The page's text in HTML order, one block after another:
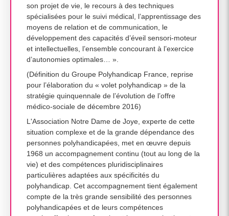
son projet de vie, le recours à des techniques
spécialisées pour le suivi médical, l’apprentissage des
moyens de relation et de communication, le
développement des capacités d’éveil sensori-moteur
et intellectuelles, l’ensemble concourant à l’exercice
d’autonomies optimales… ».
(Définition du Groupe Polyhandicap France, reprise
pour l’élaboration du « volet polyhandicap » de la
stratégie quinquennale de l’évolution de l’offre
médico-sociale de décembre 2016)
L'Association Notre Dame de Joye, experte de cette
situation complexe et de la grande dépendance des
personnes polyhandicapées, met en œuvre depuis
1968 un accompagnement continu (tout au long de la
vie) et des compétences pluridisciplinaires
particulières adaptées aux spécificités du
polyhandicap. Cet accompagnement tient également
compte de la très grande sensibilité des personnes
polyhandicapées et de leurs compétences